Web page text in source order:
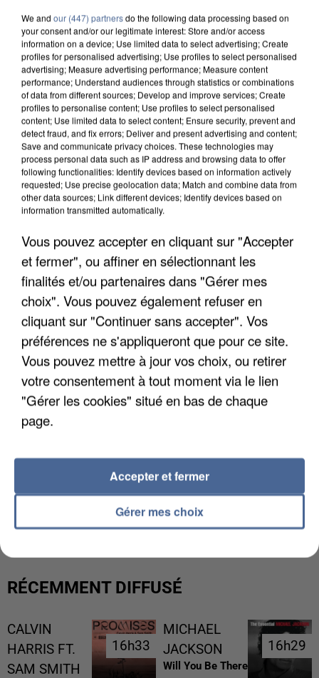
UNE TOURISTE DE L’OISE EMPORTÉE PAR UNE
COULÉE DE BOUE EN HAUTE-SAVOIE
LES DONNÉES DE 300 000 CLIENTS DÉROBÉES À
INTERMARCHÉ APRÈS UNE...
RÉCEMMENT DIFFUSÉ
CALVIN
HARRIS FT.
SAM SMITH
16h33
16h33
MICHAEL
JACKSON
Will You Be There
16h29
16h29
We and our (447) partnersdo the following data processing based on
your consent and/or our legitimate interest: Store and/or access
information on a device; Use limited data to select advertising; Create
profiles for personalised advertising; Use profiles to select personalised
advertising; Measure advertising performance; Measure content
performance; Understand audiences through statistics or combinations
of data from different sources; Develop and improve services; Create
profiles to personalise content; Use profiles to select personalised
content; Use limited data to select content; Ensure security, prevent and
detect fraud, and fix errors; Deliver and present advertising and content;
Save and communicate privacy choices. These technologies may
process personal data such as IP address and browsing data to offer
following functionalities: Identify devices based on information actively
requested; Use precise geolocation data; Match and combine data from
other data sources; Link different devices; Identify devices based on
information transmitted automatically.
Vous pouvez accepter en cliquant sur "Accepter
et fermer", ou affiner en sélectionnant les
finalités et/ou partenaires dans "Gérer mes
choix". Vous pouvez également refuser en
cliquant sur "Continuer sans accepter". Vos
préférences ne s'appliqueront que pour ce site.
Vous pouvez mettre à jour vos choix, ou retirer
votre consentement à tout moment via le lien
"Gérer les cookies" situé en bas de chaque
page.
Gérer mes choix
Accepter et fermer